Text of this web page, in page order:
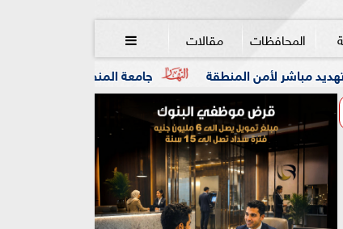
المحافظات مقالات 
جامعة المنصورة تنفي ما تردد عن وفاة العالم المنطقة